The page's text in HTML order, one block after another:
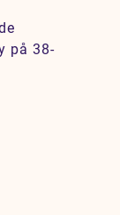
på 38-